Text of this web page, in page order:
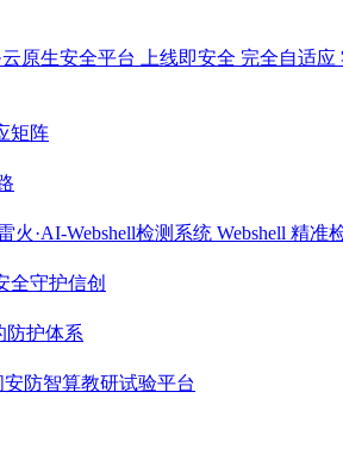
云原生安全平台 上线即安全 完全自适应
矩阵
火·AI-Webshell检测系统 Webshell 精准
全守护信创
防护体系
安防智算教研试验平台